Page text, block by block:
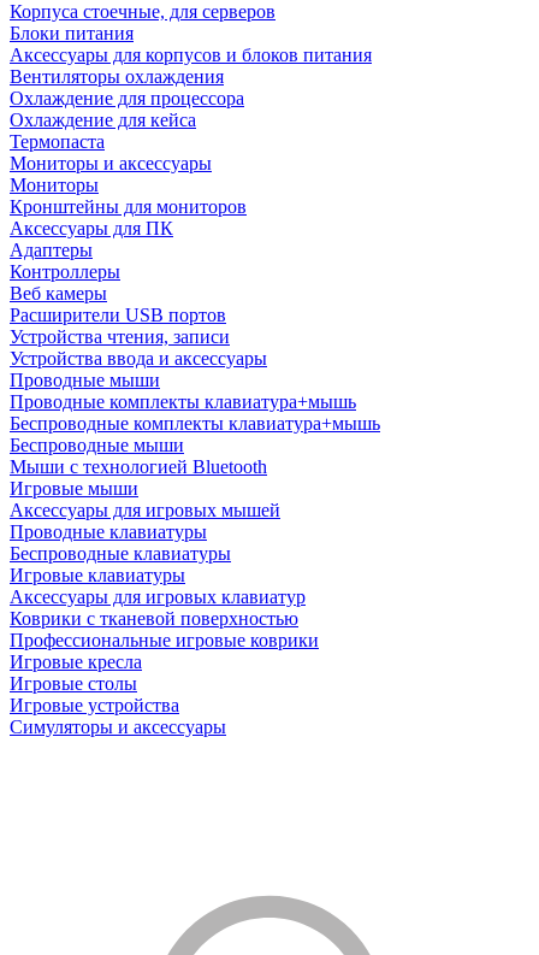
Корпуса стоечные, для серверов
Блоки питания
Аксессуары для корпусов и блоков питания
Вентиляторы охлаждения
Охлаждение для процессора
Охлаждение для кейса
Термопаста
Мониторы и аксессуары
Мониторы
Кронштейны для мониторов
Аксессуары для ПК
Адаптеры
Контроллеры
Веб камеры
Расширители USB портов
Устройства чтения, записи
Устройства ввода и аксессуары
Проводные мыши
Проводные комплекты клавиатура+мышь
Беспроводные комплекты клавиатура+мышь
Беспроводные мыши
Мыши с технологией Bluetooth
Игровые мыши
Аксессуары для игровых мышей
Проводные клавиатуры
Беспроводные клавиатуры
Игровые клавиатуры
Аксессуары для игровых клавиатур
Коврики с тканевой поверхностью
Профессиональные игровые коврики
Игровые кресла
Игровые столы
Игровые устройства
Симуляторы и аксессуары